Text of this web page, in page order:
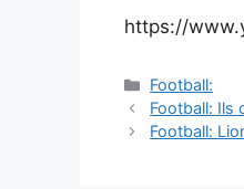
https://
Catégories
Football:
Navigation
des
Football: Ils
Football: